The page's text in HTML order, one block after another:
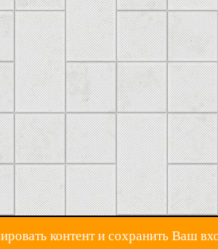
контент и сохранить Ваш